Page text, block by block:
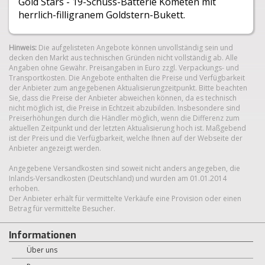
herrlich-filligranem Goldstern-Bukett.
Hinweis: Die aufgelisteten Angebote können unvollständig sein und
decken den Markt aus technischen Gründen nicht vollständig ab. Alle
Angaben ohne Gewähr. Preisangaben in Euro zzgl. Verpackungs- und
Transportkosten. Die Angebote enthalten die Preise und Verfügbarkeit
der Anbieter zum angegebenen Aktualisierungzeitpunkt. Bitte beachten
Sie, dass die Preise der Anbieter abweichen können, da es technisch
nicht möglich ist, die Preise in Echtzeit abzubilden. Insbesondere sind
Preiserhöhungen durch die Händler möglich, wenn die Differenz zum
aktuellen Zeitpunkt und der letzten Aktualisierung hoch ist. Maßgebend
ist der Preis und die Verfügbarkeit, welche Ihnen auf der Webseite der
Anbieter angezeigt werden.
Angegebene Versandkosten sind soweit nicht anders angegeben, die
Inlands-Versandkosten (Deutschland) und wurden am 01.01.2014
erhoben.
Der Anbieter erhält für vermittelte Verkäufe eine Provision oder einen
Betrag für vermittelte Besucher.
Informationen
Über uns